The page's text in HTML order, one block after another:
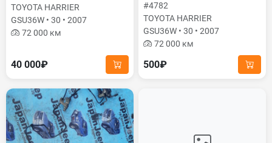
TOYOTA HARRIER
GSU36W • 30 • 2007
72 000 км
40 000₽
#4782
TOYOTA HARRIER
GSU36W • 30 • 2007
72 000 км
500₽